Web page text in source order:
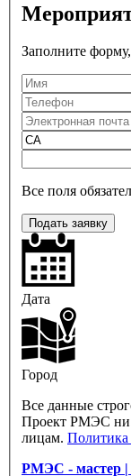
Заполните
Все поля
Подать заявку
Дата
Город
Все данные
Проект РМЭС ни
лицам. Политика
РМЭС - мастер |